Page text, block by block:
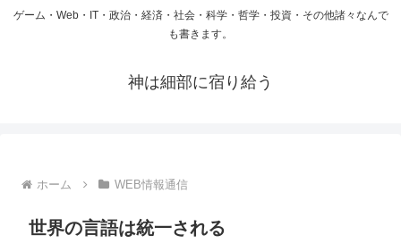
ゲーム・Web・IT・政治・経済・社会・科学・哲学・投資・その他諸々なんで
も書きます。
神は細部に宿り給う
ホーム WEB情報通信
世界の言語は統一される